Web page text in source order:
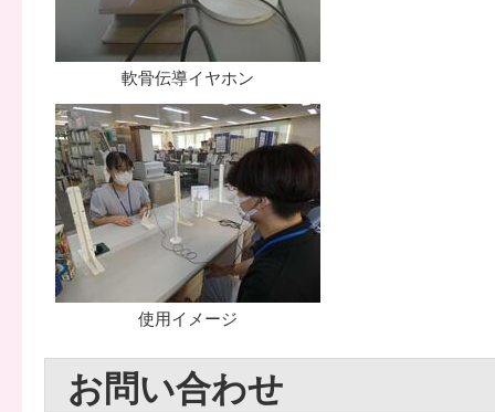
軟骨伝導イヤホン
使用イメージ
お問い合わせ